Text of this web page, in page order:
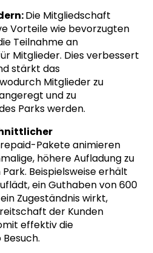
Die Mitgliedschaft
Vorteile wie bevorzugten
Teilnahme an
Mitglieder. Dies verbessert
stärkt das
Mitglieder zu
und zu
Parks werden.
Pakete animieren
höhere Aufladung zu
Beispielsweise erhält
ein Guthaben von 600
Zugeständnis wirkt,
der Kunden
effektiv die